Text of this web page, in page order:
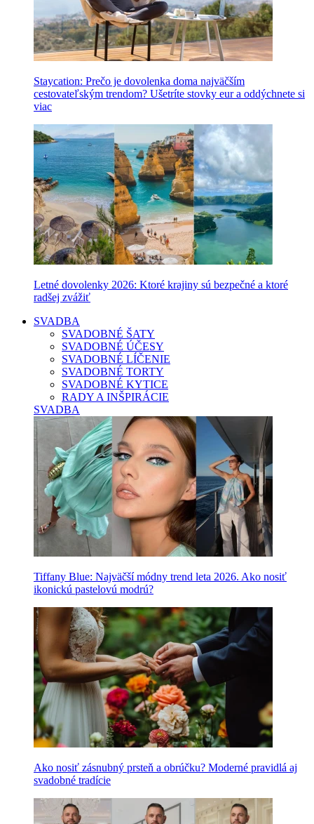
Staycation: Prečo je dovolenka doma najväčším
cestovateľským trendom? Ušetríte stovky eur a oddýchnete si
viac
Letné dovolenky 2026: Ktoré krajiny sú bezpečné a ktoré
radšej zvážiť
SVADBA
SVADOBNÉ ŠATY
SVADOBNÉ ÚČESY
SVADOBNÉ LÍČENIE
SVADOBNÉ TORTY
SVADOBNÉ KYTICE
RADY A INŠPIRÁCIE
SVADBA
Tiffany Blue: Najväčší módny trend leta 2026. Ako nosiť
ikonickú pastelovú modrú?
Ako nosiť zásnubný prsteň a obrúčku? Moderné pravidlá aj
svadobné tradície